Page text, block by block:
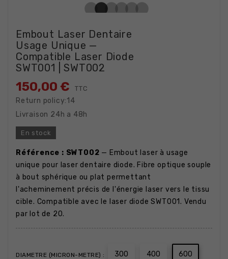
Embout Laser Dentaire
Usage Unique —
Compatible Laser Diode
SWT001 | SWT002
150,00 € TTC
Return policy:14
Livraison 24h a 48h
En stock
Référence : SWT002 — Embout laser à usage
unique pour laser dentaire diode. Fibre optique souple
à bout sphérique ou plat permettant
l'acheminement précis de l'énergie laser vers le tissu
cible. Compatible avec le laser diode SWT001. Vendu
par lot de 20.
DIAMETRE (MICRON-METRE) : 300 400 600